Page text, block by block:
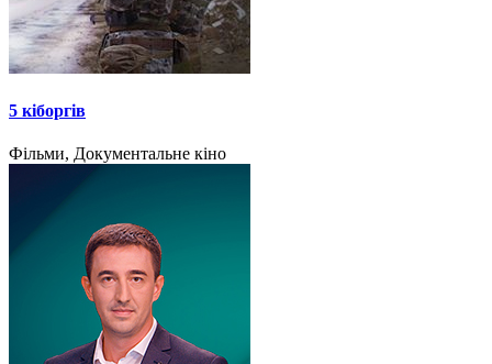
5 кіборгів
Фільми, Документальне кіно